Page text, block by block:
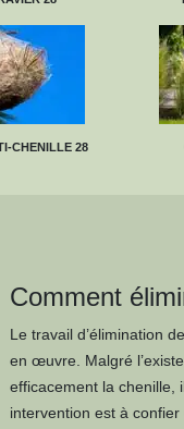
CHENILLE 28
Comment
Le travail d’élimination
en œuvre. Malgré
efficacement la chenille,
intervention est à